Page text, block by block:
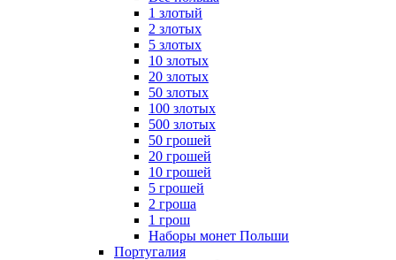
1 злотый
2 злотых
5 злотых
10 злотых
20 злотых
50 злотых
100 злотых
500 злотых
50 грошей
20 грошей
10 грошей
5 грошей
2 гроша
1 грош
Наборы монет Польши
Португалия